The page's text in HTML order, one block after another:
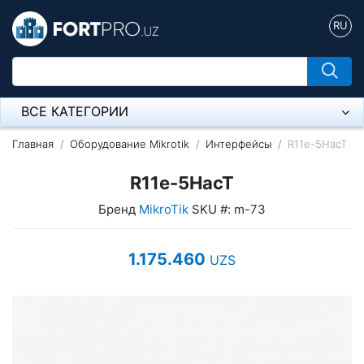
RU
ВСЕ КАТЕГОРИИ
Микрофон
Напольные розетки
Оборудование Mikrotik
Главная Оборудование Mikrotik Интерфейсы R11e-5HacT
R11e-5HacT
Бренд MikroTik SKU #: m-73
1.175.460 UZS